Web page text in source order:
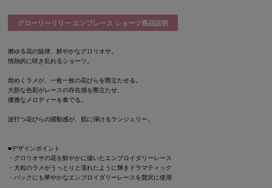
グローリーリリー エンブレース ショーツ商品説明
燃ゆる花の旋律、鮮やかなグロリオサ。
情熱的に咲き乱れるショーツ。
煌めくラメが、一枚一枚の花びらを際立たせる。
大胆な色彩がレースの存在感を際立たせ、
優雅なメロディーを奏でる。
波打つ花びらの躍動感が、肌に弾けるランジェリー。
■デザインポイント
・グロリオサの花を鮮やかに描いたエンブロイダリーレース
・大粒のラメがうっとりと濡れたように輝きドラマティック
・バックにも華やかなエンブロイダリーレースを贅沢に使用